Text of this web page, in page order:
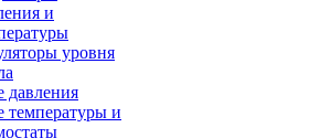
и
уровня
давления
температуры и